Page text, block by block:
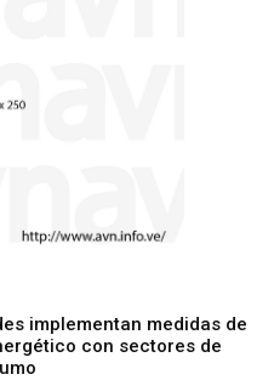
implementan medidas de
con sectores de